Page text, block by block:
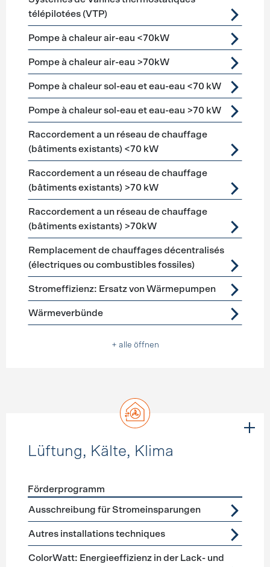
télépilotées (VTP)
Pompe à chaleur air-eau <70kW
Pompe à chaleur air-eau >70kW
Pompe à chaleur sol-eau et eau-eau <70 kW
Pompe à chaleur sol-eau et eau-eau >70 kW
Raccordement a un réseau de chauffage
(bâtiments existants) <70 kW
Raccordement a un réseau de chauffage
(bâtiments existants) >70 kW
Raccordement a un réseau de chauffage
(bâtiments existants) >70kW
Remplacement de chauffages décentralisés
(électriques ou combustibles fossiles)
Stromeffizienz: Ersatz von Wärmepumpen
Wärmeverbünde
+ alle öffnen
Lüftung, Kälte, Klima
Förderprogramme Lüftung, Kälte, Klima
Förderprogramm
Ausschreibung für Stromeinsparungen
Autres installations techniques
ColorWatt: Energieeffizienz in der Lack- und